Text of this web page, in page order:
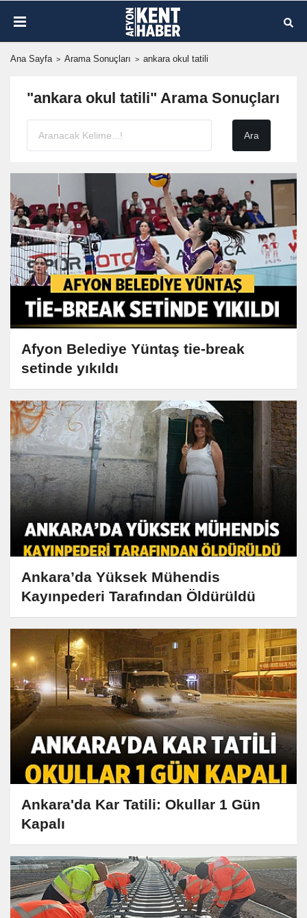
Ana Sayfa Arama Sonuçları ankara okul tatili
"ankara okul tatili" Arama Sonuçları
Afyon Belediye Yüntaş tie-break
setinde yıkıldı
Ankara’da Yüksek Mühendis
Kayınpederi Tarafından Öldürüldü
Ankara'da Kar Tatili: Okullar 1 Gün
Kapalı